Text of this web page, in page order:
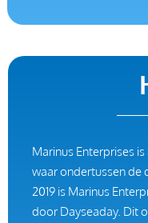
Marinus Enterprises
waar ondertussen de
2019 is Marinus
door Dayseaday. Dit